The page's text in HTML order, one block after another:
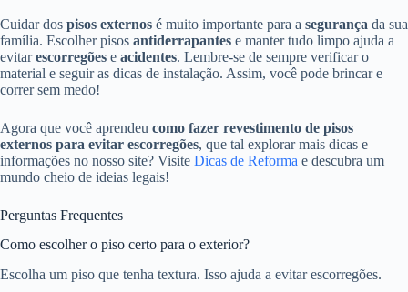
Cuidar dos pisos externos é muito importante para a segurança da sua
família. Escolher pisos antiderrapantes e manter tudo limpo ajuda a
evitarescorregões e acidentes. Lembre-se de sempre verificar o
material e seguir as dicas de instalação. Assim, você pode brincar e
correr sem medo!
Agora que você aprendeu como fazer revestimento de pisos
externos para evitar escorregões, que tal explorar mais dicas e
informações no nosso site? Visite Dicas de Reforma e descubra um
mundo cheio de ideias legais!
Perguntas Frequentes
Como escolher o piso certo para o exterior?
Escolha um piso que tenha textura. Isso ajuda a evitar escorregões.